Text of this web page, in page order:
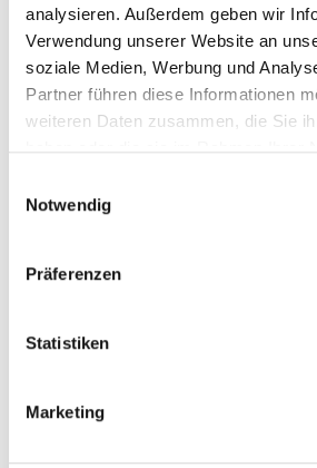
analysieren. Außerdem geben wir
Verwendung unserer Website an
soziale Medien, Werbung und
Partner führen diese Informationen
weiteren Daten zusammen, die Sie
Cookies, wenn Sie unsere Webseite
Notwendig
Präferenzen
Statistiken
Marketing